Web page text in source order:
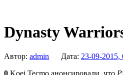
Dynasty
Автор: admin Дата: 23-09-2015,